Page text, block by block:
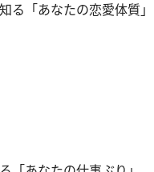
る「あなたの恋愛体質」